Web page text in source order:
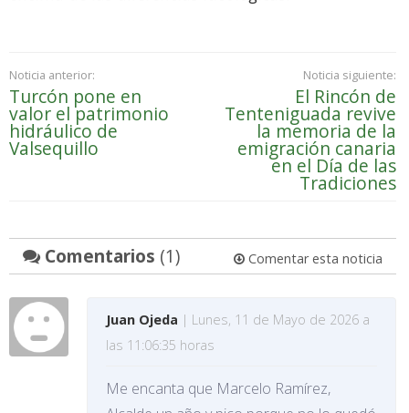
Noticia anterior:
Turcón pone en
valor el patrimonio
hidráulico de
Valsequillo
Noticia siguiente:
El Rincón de
Tenteniguada revive
la memoria de la
emigración canaria
en el Día de las
Tradiciones
Comentarios (1) Comentar esta noticia
Juan Ojeda | Lunes, 11 de Mayo de 2026 a
las 11:06:35 horas
Me encanta que Marcelo Ramírez,